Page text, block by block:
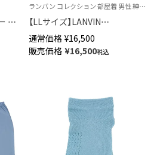
ク
レ
ランバン コレクション 部屋着 男性 紳士 ラウンジウェア
【LLサイズ】LANVIN
COLLECTION パジャマ 上下セ
ット 60綿サテン 無地 長袖 長丈
パンツ 前ボタン 前開き メンズ
通常価格 ¥16,500
販売価格 ¥16,500税込